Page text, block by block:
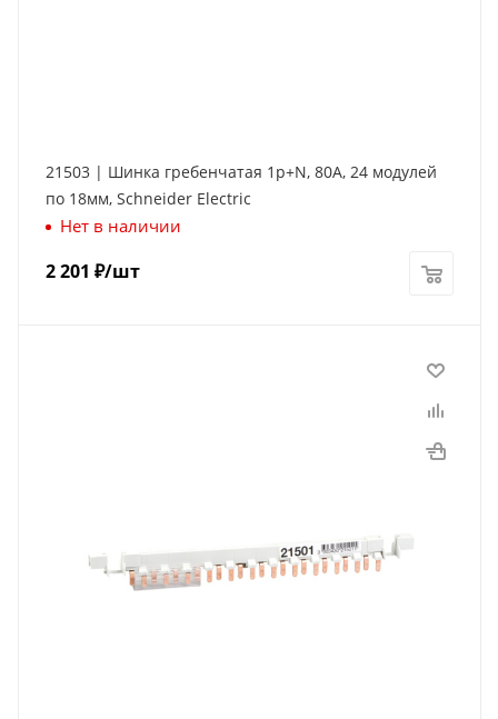
21503 | Шинка гребенчатая 1p+N, 80А, 24 модулей
по 18мм, Schneider Electric
Нет в наличии
2 201 ₽/шт